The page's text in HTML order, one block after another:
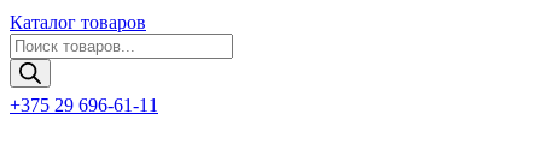
Каталог товаров
Поиск
товаров
+375 29 696-61-11